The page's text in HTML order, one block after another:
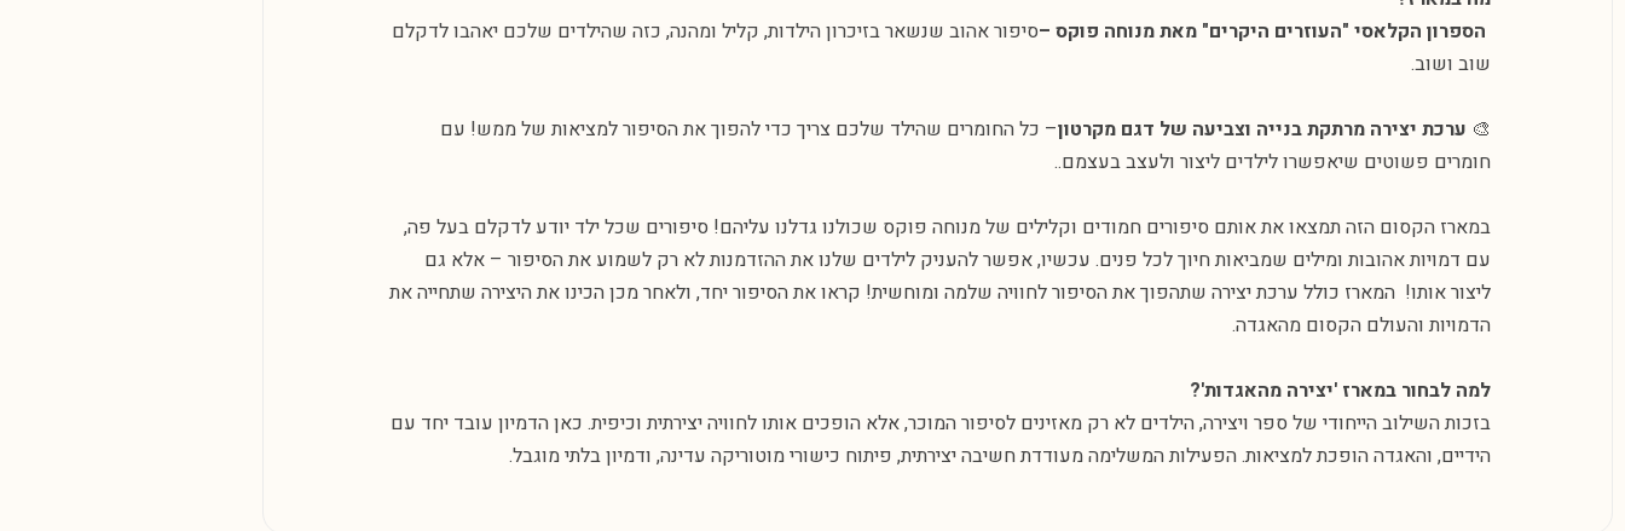
הספרון הקלאסי "העוזרים היקרים" מאת מנוחה פוקס –סיפור אהוב שנשאר בזיכרון הילדות, קליל ומהנה, כזה שהילדים שלכם יאהבו לדקלם
שוב ושוב.
🎨 ערכת יצירה מרתקת בנייה וצביעה של דגם מקרטון– כל החומרים שהילד שלכם צריך כדי להפוך את הסיפור למציאות של ממש! עם
חומרים פשוטים שיאפשרו לילדים ליצור ולעצב בעצמם..
במארז הקסום הזה תמצאו את אותם סיפורים חמודים וקלילים של מנוחה פוקס שכולנו גדלנו עליהם! סיפורים שכל ילד יודע לדקלם בעל פה,
עם דמויות אהובות ומילים שמביאות חיוך לכל פנים. עכשיו, אפשר להעניק לילדים שלנו את ההזדמנות לא רק לשמוע את הסיפור – אלא גם
ליצור אותו! המארז כולל ערכת יצירה שתהפוך את הסיפור לחוויה שלמה ומוחשית! קראו את הסיפור יחד, ולאחר מכן הכינו את היצירה שתחייה את
הדמויות והעולם הקסום מהאגדה.
למה לבחור במארז 'יצירה מהאגדות'?
בזכות השילוב הייחודי של ספר ויצירה, הילדים לא רק מאזינים לסיפור המוכר, אלא הופכים אותו לחוויה יצירתית וכיפית. כאן הדמיון עובד יחד עם
הידיים, והאגדה הופכת למציאות. הפעילות המשלימה מעודדת חשיבה יצירתית, פיתוח כישורי מוטוריקה עדינה, ודמיון בלתי מוגבל.